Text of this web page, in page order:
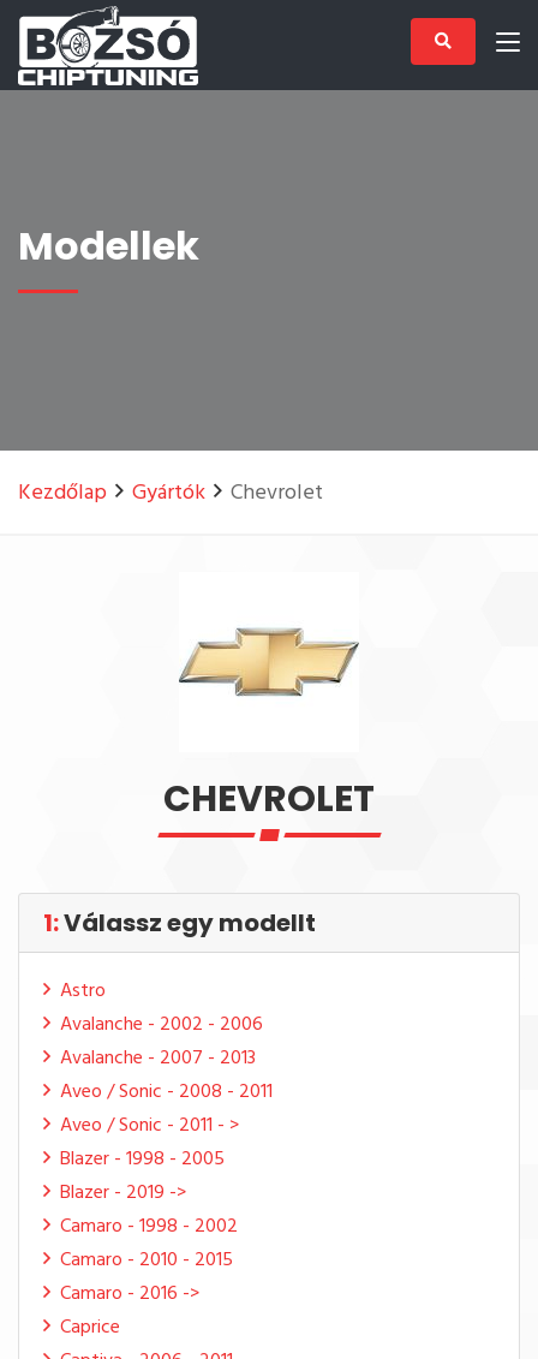
Modellek
Kezdőlap Gyártók Chevrolet
CHEVROLET
1:Válassz egy modellt
Astro
Avalanche - 2002 - 2006
Avalanche - 2007 - 2013
Aveo / Sonic - 2008 - 2011
Aveo / Sonic - 2011 - >
Blazer - 1998 - 2005
Blazer - 2019 ->
Camaro - 1998 - 2002
Camaro - 2010 - 2015
Camaro - 2016 ->
Caprice